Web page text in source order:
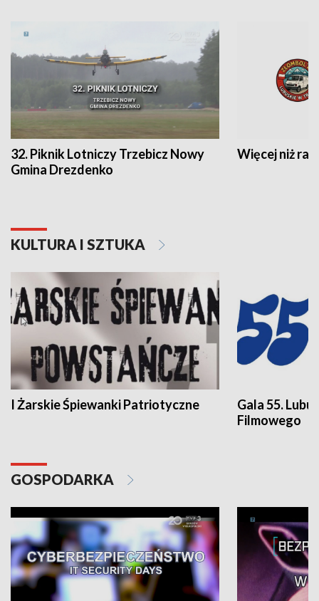
32. Piknik Lotniczy Trzebicz Nowy
Gmina Drezdenko
Więcej niż rajd
KULTURA I SZTUKA
I Żarskie Śpiewanki Patriotyczne
Gala 55.
Filmowego
GOSPODARKA